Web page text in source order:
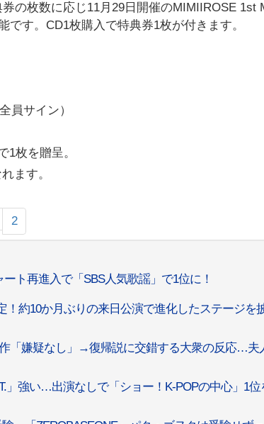
券の枚数に応じ11月29日開催のMIMIIROSE 1st
です。CD1枚購入で特典券1枚が付きます。
員サイン）
1枚を贈呈。
ます。
2
ト再進入で「SBS人気歌謡」で1位に！
！約10か月ぶりの来日公演で進化したステージを
「嫌疑なし」→復帰説に交錯する大衆の反応…夫
」強い…出演なしで「ショー！K-POPの中心」1位